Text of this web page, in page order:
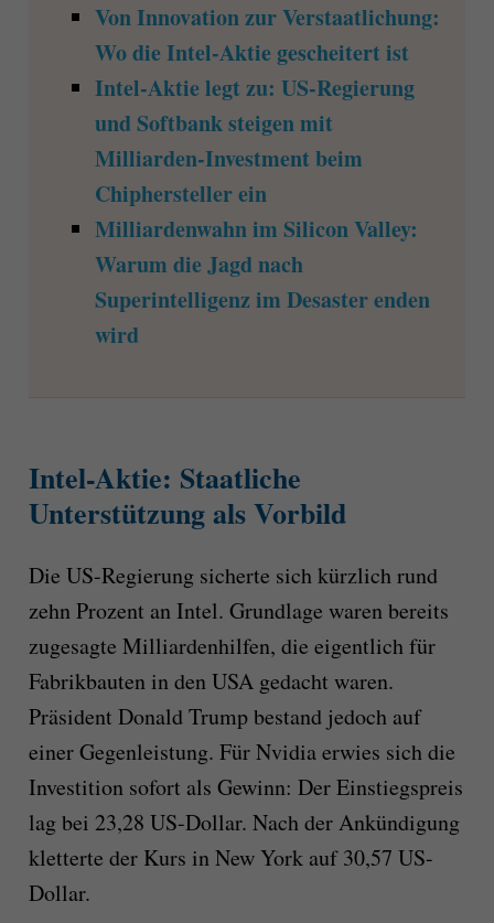
Von Innovation zur Verstaatlichung:
Wo die Intel-Aktie gescheitert ist
Intel-Aktie legt zu: US-Regierung
und Softbank steigen mit
Milliarden-Investment beim
Chiphersteller ein
Milliardenwahn im Silicon Valley:
Warum die Jagd nach
Superintelligenz im Desaster enden
wird
Intel-Aktie: Staatliche
Unterstützung als Vorbild
Die US-Regierung sicherte sich kürzlich rund
zehn Prozent an Intel. Grundlage waren bereits
zugesagte Milliardenhilfen, die eigentlich für
Fabrikbauten in den USA gedacht waren.
Präsident Donald Trump bestand jedoch auf
einer Gegenleistung. Für Nvidia erwies sich die
Investition sofort als Gewinn: Der Einstiegspreis
lag bei 23,28 US-Dollar. Nach der Ankündigung
kletterte der Kurs in New York auf 30,57 US-
Dollar.